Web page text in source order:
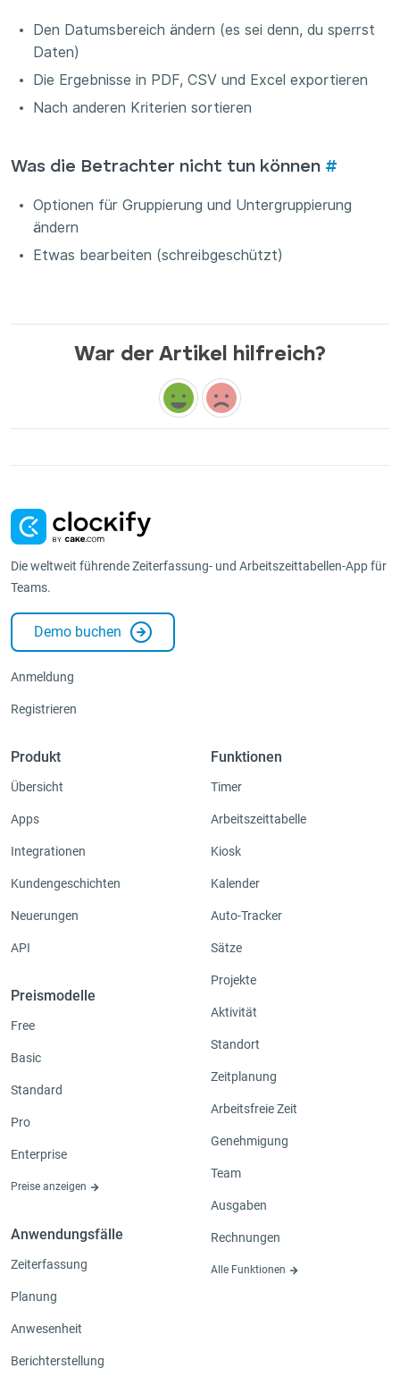
Den Datumsbereich ändern (es sei denn, du sperrst
Daten)
Die Ergebnisse in PDF, CSV und Excel exportieren
Nach anderen Kriterien sortieren
Was die Betrachter nicht tun können #
Optionen für Gruppierung und Untergruppierung
ändern
Etwas bearbeiten (schreibgeschützt)
War der Artikel hilfreich?
Die weltweit führende Zeiterfassung- und Arbeitszeittabellen-App für
Teams.
Demo buchen
Anmeldung
Registrieren
Produkt
Übersicht
Apps
Integrationen
Kundengeschichten
Neuerungen
API
Preismodelle
Free
Basic
Standard
Pro
Enterprise
Preise anzeigen
Anwendungsfälle
Zeiterfassung
Planung
Anwesenheit
Berichterstellung
Funktionen
Timer
Arbeitszeittabelle
Kiosk
Kalender
Auto-Tracker
Sätze
Projekte
Aktivität
Standort
Zeitplanung
Arbeitsfreie Zeit
Genehmigung
Team
Ausgaben
Rechnungen
Alle Funktionen